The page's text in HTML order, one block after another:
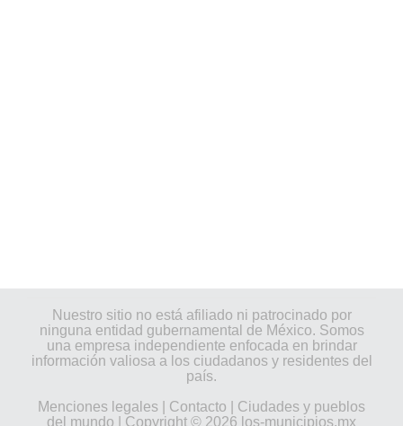
Nuestro sitio no está afiliado ni patrocinado por
ninguna entidad gubernamental de México. Somos
una empresa independiente enfocada en brindar
información valiosa a los ciudadanos y residentes del
país.
Menciones legales
Contacto
Ciudades y pueblos
del mundo | Copyright © 2026 los-municipios.mx